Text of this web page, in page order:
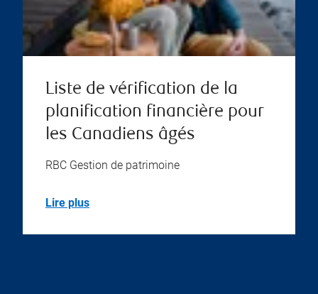
Liste de vérification de la
planification financière pour
les Canadiens âgés
RBC Gestion de patrimoine
Lire plus